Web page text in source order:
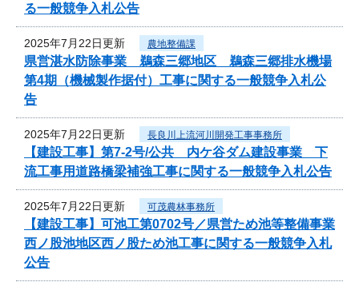
る一般競争入札公告
2025年7月22日更新 農地整備課
県営湛水防除事業 鵜森三郷地区 鵜森三郷排水機場
第4期（機械製作据付）工事に関する一般競争入札公
告
2025年7月22日更新 長良川上流河川開発工事事務所
【建設工事】第7-2号/公共 内ケ谷ダム建設事業 下
流工事用道路橋梁補強工事に関する一般競争入札公告
2025年7月22日更新 可茂農林事務所
【建設工事】可池工第0702号／県営ため池等整備事業
西ノ股池地区西ノ股ため池工事に関する一般競争入札
公告